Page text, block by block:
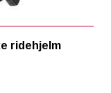
ridehjelm